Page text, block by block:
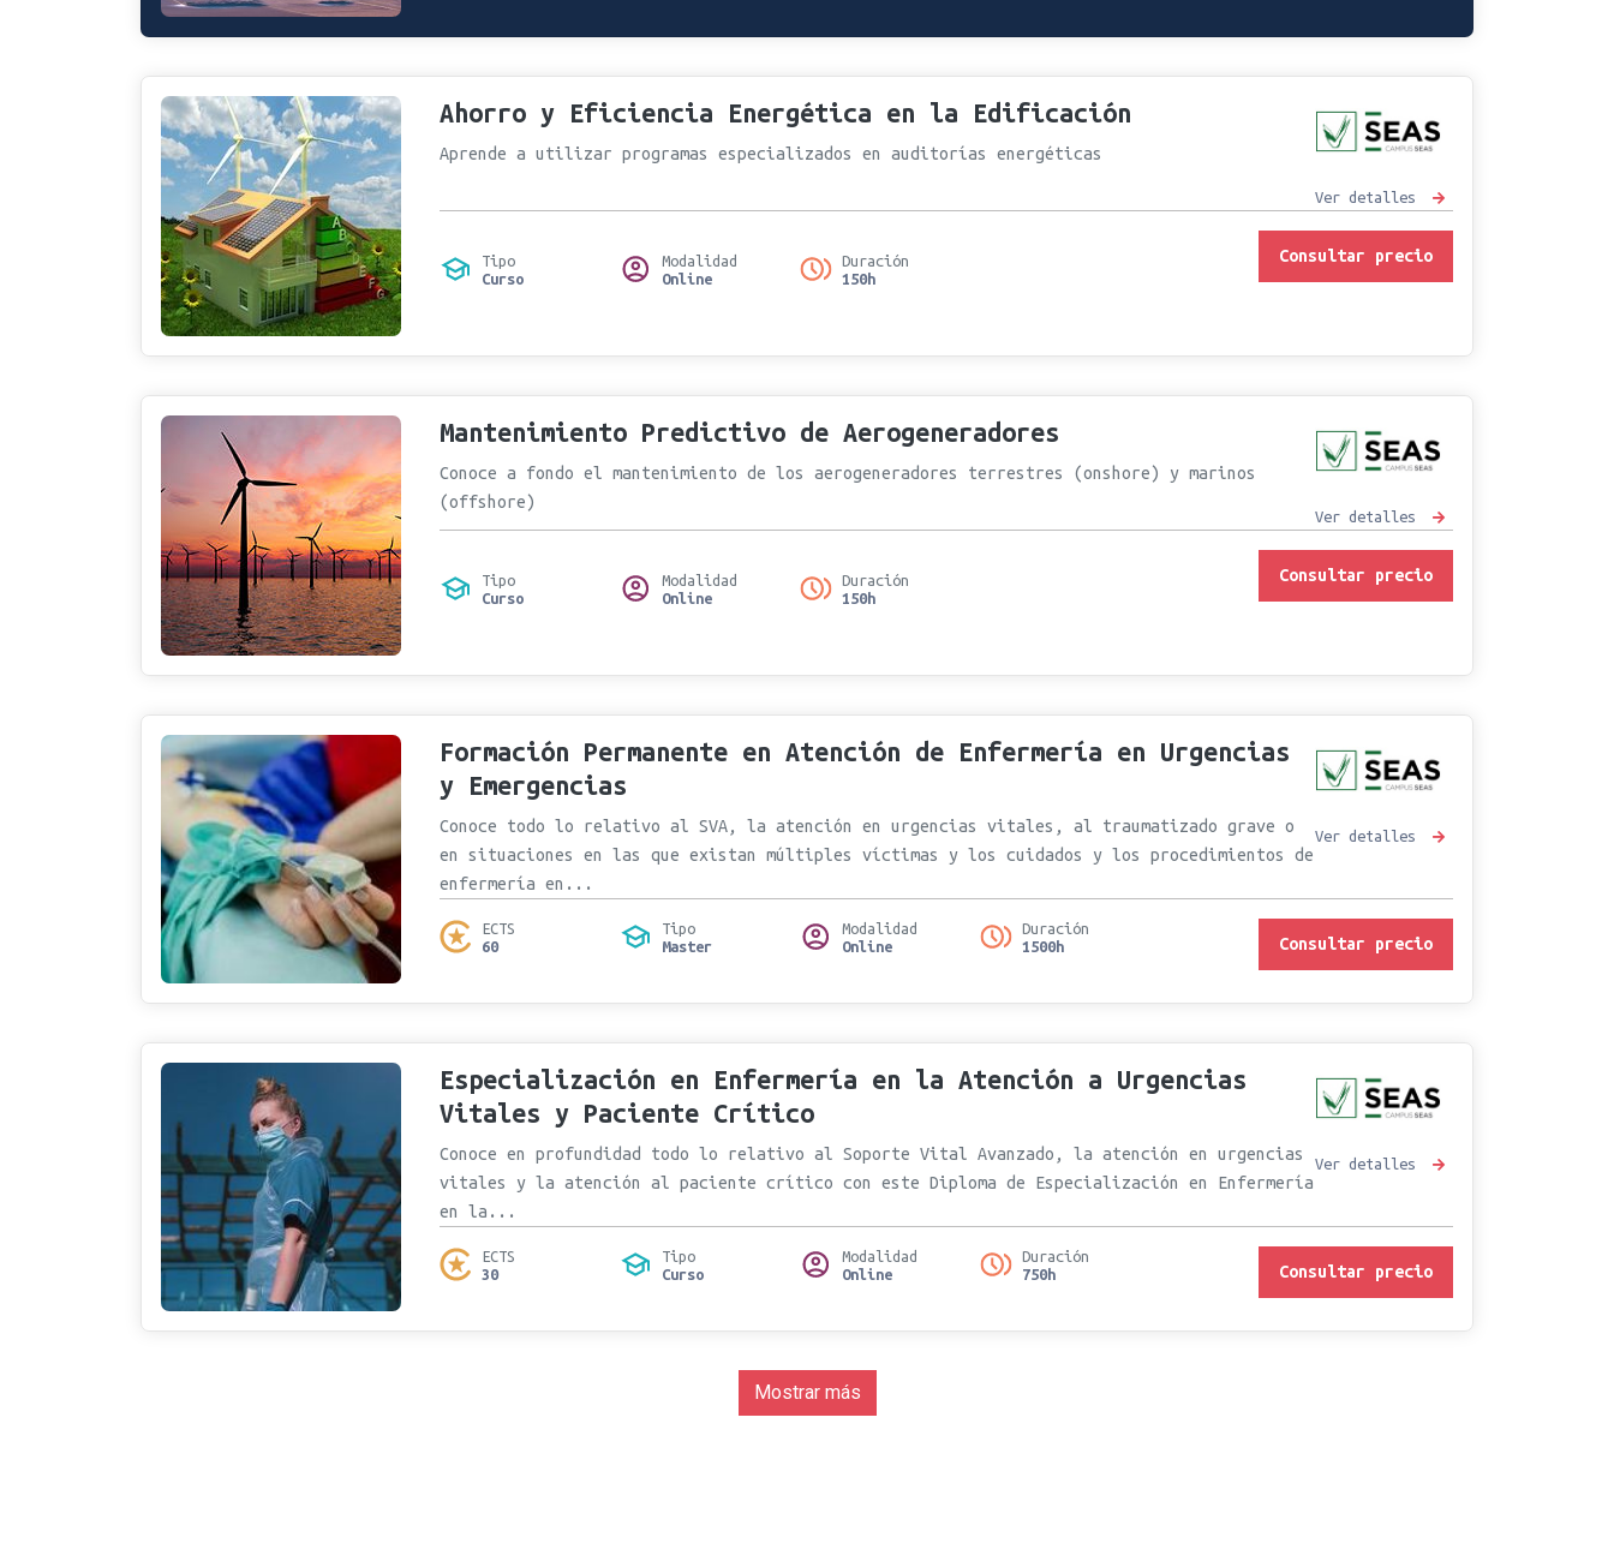
Ahorro y Eficiencia Energética en la Edificación
Aprende a utilizar programas especializados en auditorías energéticas
Ver detalles
Tipo
Curso
Modalidad
Online
Duración
150h
Consultar precio
Mantenimiento Predictivo de Aerogeneradores
Conoce a fondo el mantenimiento de los aerogeneradores terrestres (onshore) y marinos
(offshore)
Ver detalles
Tipo
Curso
Modalidad
Online
Duración
150h
Consultar precio
Formación Permanente en Atención de Enfermería en Urgencias
y Emergencias
Conoce todo lo relativo al SVA, la atención en urgencias vitales, al traumatizado grave o
en situaciones en las que existan múltiples víctimas y los cuidados y los procedimientos de
enfermería en...
Ver detalles
ECTS
60
Tipo
Master
Modalidad
Online
Duración
1500h
Consultar precio
Especialización en Enfermería en la Atención a Urgencias
Vitales y Paciente Crítico
Conoce en profundidad todo lo relativo al Soporte Vital Avanzado, la atención en urgencias
vitales y la atención al paciente crítico con este Diploma de Especialización en Enfermería
en la...
Ver detalles
ECTS
30
Tipo
Curso
Modalidad
Online
Duración
750h
Consultar precio
Mostrar más